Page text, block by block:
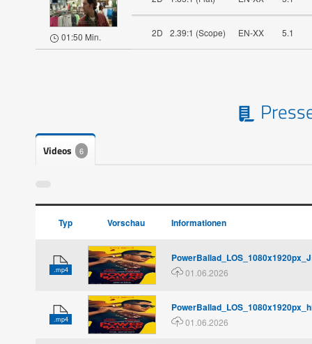
01:50 Min. 2D 2.39:1 (Scope) EN-XX 5.1
Videos 6
Typ Vorschau Informationen
.mp4 01.06.2026
.mp4 01.06.2026